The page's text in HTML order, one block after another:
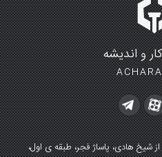
و اندیشه
از شیخ هادی، پاساژ فجر، طبقه ی اول،